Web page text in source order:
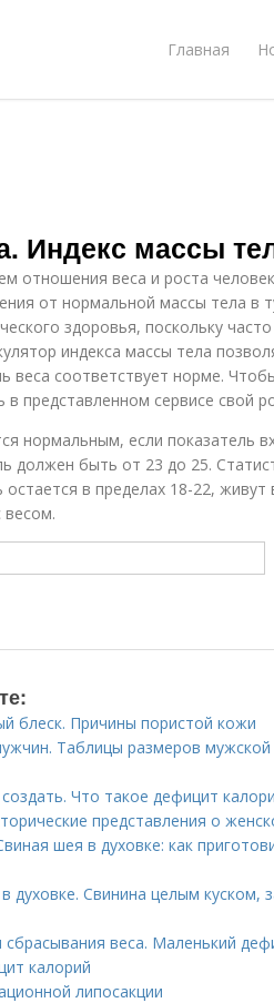
Главная
Индекс массы
отношения веса и роста
от нормальной массы тела в
здоровья, поскольку
индекса массы тела
веса соответствует норме.
представленном сервисе свой
нормальным, если показатель
должен быть от 23 до 25.
в пределах 18-22, живут
блеск. Причины пористой кожи
Таблицы размеров
Что такое дефицит
представления о
шея в духовке: как
духовке. Свинина целым куском,
веса. Маленький
калорий
липосакции